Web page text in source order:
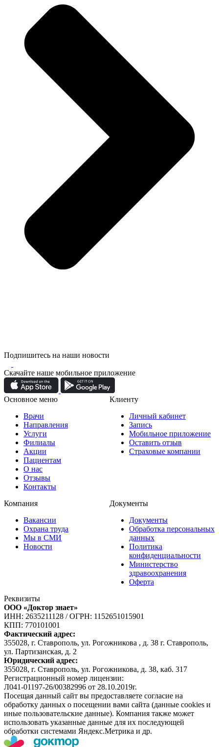
Подпишитесь на наши новости
Скачайте наше мобильное приложение
Основное меню
Врачи
Направления
Услуги
Филиалы
Акции
Пациентам
О нас
Отзывы
Контакты
Клиенту
Личный кабинет
Запись
Мобильное приложение
Оставить отзыв
Страховые компании
Компания
Вакансии
Охрана труда
Мы в СМИ
Новости
Документы
Документы
Обработка персональных
данных
Политика
конфиденциальности
Министерство
здравоохранения
Оферта
Реквизиты
ООО «Доктор знает»
ИНН: 2635211128 /ОГРН: 1152651015901
КПП: 770101001
Фактический адрес:
355028, г. Ставрополь, ул. Рогожникова , д. 38 г. Ставрополь,
ул. Партизанская, д. 2
Юридический адрес:
355028, г. Ставрополь, ул. Рогожникова, д. 38, каб. 317
Регистрационный номер лицензии:
Л041-01197-26/00382996 от 28.10.2019г.
Посещая данный сайт вы предоставляете согласие на
обработку данных о посещении вами сайта (данные cookies и
иные пользовательские данные). Компания также может
использовать указанные данные для их последующей
обработки системами Яндекс.Метрика и др.